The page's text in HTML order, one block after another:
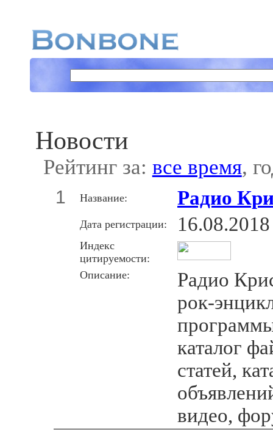
Новости
Рейтинг за: все время,
1 Название: Радио
Дата регистрации: 16.08.2018
Индекс
цитируемости:
Описание:
Радио
рок-
каталог
статей,
видео,